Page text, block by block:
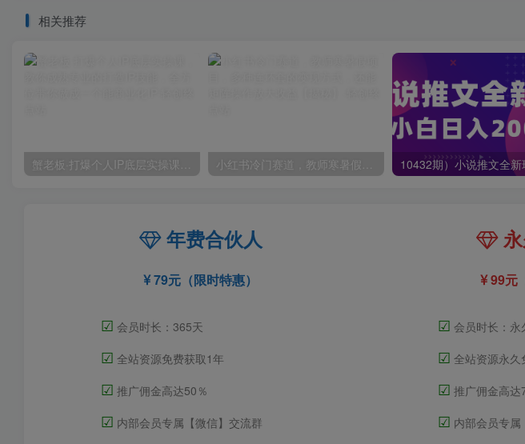
相关推荐
蟹老板·打爆个人IP底层实操课，教你成熟专业的打造IP技能，全方位带你做成一个能商业化IP 小红书冷门赛道，教师寒暑假项目，多种连环套的变现方式，还能矩阵操作放大收益【揭秘】
年费合伙人
79元（限时特惠）
☑ 会员时长：365天
☑ 全站资源免费获取1年
☑ 推广佣金高达50％
☑ 内部会员专属【微信】交流群
永
99元
☑ 会员时长：永
☑ 全站资源永久
☑ 推广佣金高达
☑ 内部会员专